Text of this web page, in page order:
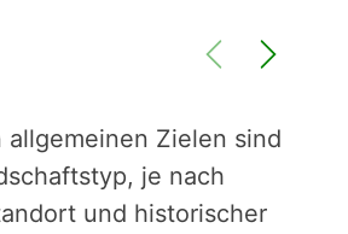
allge­mei­nen Zielen sind
je nach
und histo­ri­scher